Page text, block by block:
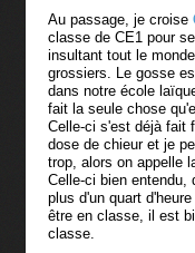
Au passage, je croise
classe de CE1 pour
insultant tout le
grossiers. Le gosse
dans notre école
fait la seule chose
Celle-ci s'est déjà fait
dose de chieur et je
trop, alors on appelle
Celle-ci bien entendu,
plus d'un quart
être en classe, il est
classe.